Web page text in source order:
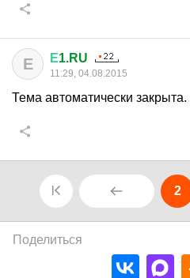
Е Е1.RU
11:29, 04.08.2015
Тема автоматически закрыта.
2
Поделиться